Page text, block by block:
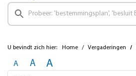
U bevindt zich hier: Home Vergaderingen
A A A